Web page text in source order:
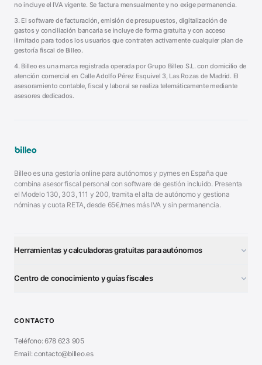
no incluye el IVA vigente. Se factura mensualmente y no exige permanencia.
3. El software de facturación, emisión de presupuestos, digitalización de
gastos y conciliación bancaria se incluye de forma gratuita y con acceso
ilimitado para todos los usuarios que contraten activamente cualquier plan de
gestoría fiscal de Billeo.
4. Billeo es una marca registrada operada por Grupo Billeo S.L. con domicilio de
atención comercial en Calle Adolfo Pérez Esquivel 3, Las Rozas de Madrid. El
asesoramiento contable, fiscal y laboral se realiza telemáticamente mediante
asesores dedicados.
Billeo es una gestoría online para autónomos y pymes en España que
combina asesor fiscal personal con software de gestión incluido. Presenta
el Modelo 130, 303, 111 y 200, tramita el alta de autónomo y gestiona
nóminas y cuota RETA, desde 65€/mes más IVA y sin permanencia.
Herramientas y calculadoras gratuitas para autónomos
Generador Nóminas
■ Generador Presupuestos
Generador Facturas
Centro de conocimiento y guías fiscales
■Alta Autónomo Paso a Paso
Declaración Renta 2026
■Certificado Digital
CONTACTO
Teléfono: 678 623 905
Email: contacto@billeo.es